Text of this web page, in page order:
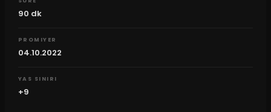
90 dk
PROMIYER
04.10.2022
YAS SINIRI
+9